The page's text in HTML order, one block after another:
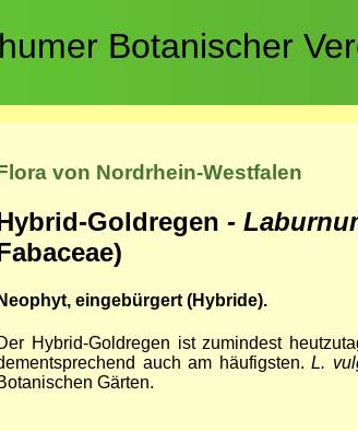
Botanischer
von Nordrhein-Westfalen
Goldregen -
Neophyt, eingebürgert (Hybride).
Hybrid-Goldregen ist zumindest
auch am häufigsten.L.
Gärten.